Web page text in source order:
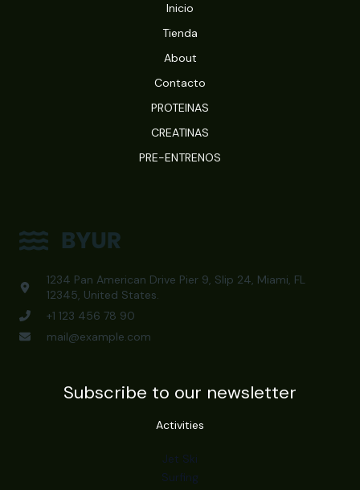
Inicio
Tienda
About
Contacto
PROTEINAS
CREATINAS
PRE-ENTRENOS
1234 Pan American Drive Pier 9, Slip 24, Miami, FL
12345, United States.
+1 123 456 78 90
mail@example.com
Subscribe to our newsletter
Activities
Jet Ski
Surfing